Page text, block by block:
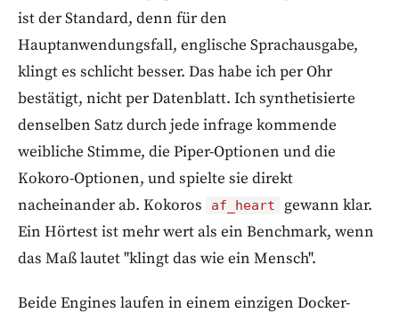
ist der Standard, denn für den
Hauptanwendungsfall, englische Sprachausgabe,
klingt es schlicht besser. Das habe ich per Ohr
bestätigt, nicht per Datenblatt. Ich synthetisierte
denselben Satz durch jede infrage kommende
weibliche Stimme, die Piper-Optionen und die
Kokoro-Optionen, und spielte sie direkt
nacheinander ab. Kokoros
af_heart
gewann klar.
Ein Hörtest ist mehr wert als ein Benchmark, wenn
das Maß lautet "klingt das wie ein Mensch".
Beide Engines laufen in einem einzigen Docker-